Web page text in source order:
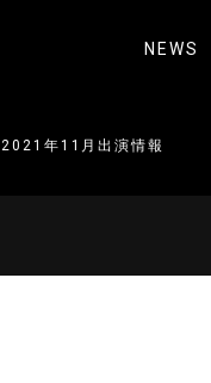
NEWS
2021年11月出演情報